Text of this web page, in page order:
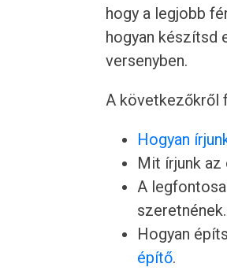
hogy a legjobb
hogyan készítsd
versenyben.
A következőkről
Hogyan
Mit írjunk az
A
szeretnének.
Hogyan
építő.